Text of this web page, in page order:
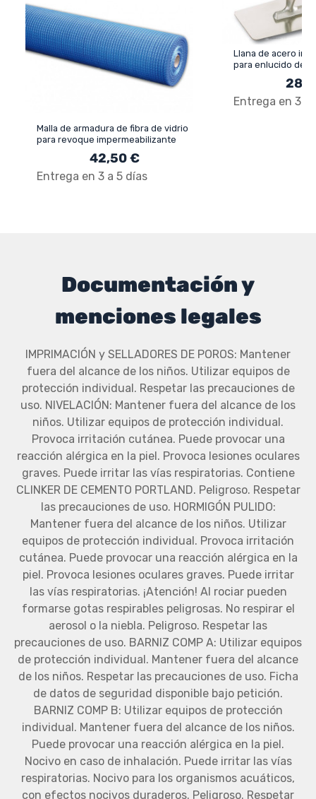
Malla de armadura de fibra de vidrio
para revoque impermeabilizante
42,50 €
Entrega en 3 a 5 días
Llana de acero
para enlucido de
Entrega en 3 a
Documentación y
menciones legales
IMPRIMACIÓN y SELLADORES DE POROS: Mantener
fuera del alcance de los niños. Utilizar equipos de
protección individual. Respetar las precauciones de
uso. NIVELACIÓN: Mantener fuera del alcance de los
niños. Utilizar equipos de protección individual.
Provoca irritación cutánea. Puede provocar una
reacción alérgica en la piel. Provoca lesiones oculares
graves. Puede irritar las vías respiratorias. Contiene
CLINKER DE CEMENTO PORTLAND. Peligroso. Respetar
las precauciones de uso. HORMIGÓN PULIDO:
Mantener fuera del alcance de los niños. Utilizar
equipos de protección individual. Provoca irritación
cutánea. Puede provocar una reacción alérgica en la
piel. Provoca lesiones oculares graves. Puede irritar
las vías respiratorias. ¡Atención! Al rociar pueden
formarse gotas respirables peligrosas. No respirar el
aerosol o la niebla. Peligroso. Respetar las
precauciones de uso. BARNIZ COMP A: Utilizar equipos
de protección individual. Mantener fuera del alcance
de los niños. Respetar las precauciones de uso. Ficha
de datos de seguridad disponible bajo petición.
BARNIZ COMP B: Utilizar equipos de protección
individual. Mantener fuera del alcance de los niños.
Puede provocar una reacción alérgica en la piel.
Nocivo en caso de inhalación. Puede irritar las vías
respiratorias. Nocivo para los organismos acuáticos,
con efectos nocivos duraderos. Peligroso. Respetar